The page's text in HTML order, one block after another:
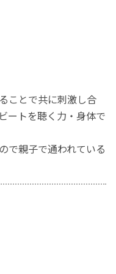
ことで共に刺激し合
ートを聴く力・身体で
で親子で通われている